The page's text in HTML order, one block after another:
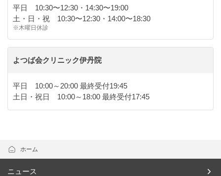
平日 10:30〜12:30・14:30〜19:00
土・日・祝 10:30〜12:30・14:00〜18:30
※木曜日休診
よつば会クリニック伊丹院
平日 10:00～20:00 最終受付19:45
土日・祝日 10:00～18:00 最終受付17:45
ホーム
ニュース